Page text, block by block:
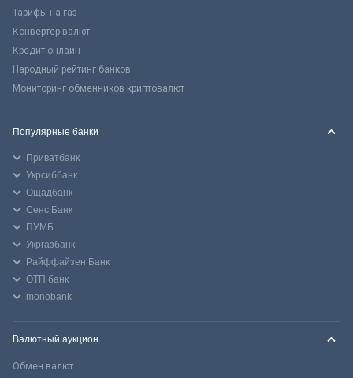
Тарифы на газ
Конвертер валют
Кредит онлайн
Народный рейтинг банков
Мониторинг обменников криптовалют
Популярные банки
Приватбанк
Укрсиббанк
Ощадбанк
Сенс Банк
ПУМБ
Укргазбанк
Райффайзен Банк
ОТП банк
monobank
Валютный аукцион
Обмен валют